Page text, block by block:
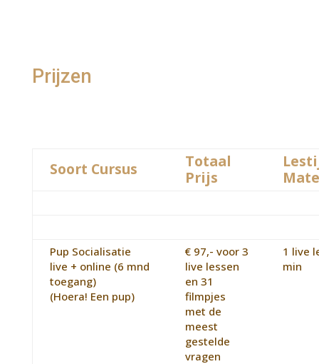
Prijzen
Soort Cursus
Totaal
Prijs
Pup Socialisatie
live + online (6 mnd
toegang)
(Hoera! Een pup)
€ 97,- voor 3
live lessen
en 31
filmpjes
met de
meest
gestelde
vragen
1 live
min